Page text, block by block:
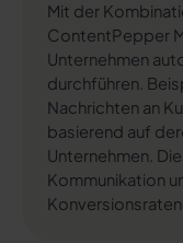
Mit der
ContentPepper
Unternehmen
durchführen.
Nachrichten an
basierend auf
Unternehmen.
Kommunikation
Konversionsraten